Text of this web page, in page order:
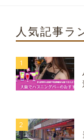
人気記事ラ
1
2